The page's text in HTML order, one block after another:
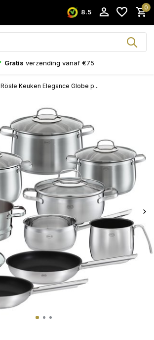
8.5
0
Gratis verzending vanaf €75
Rösle Keuken Elegance Globe p...